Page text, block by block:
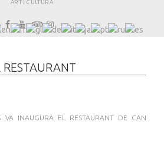
ART I CULTURA
RESTAURANT
INAUGURÀ EL RESTAURANT DE CAN